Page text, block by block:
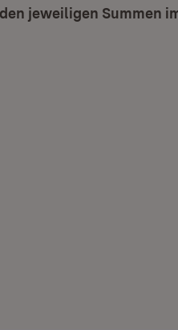
jeweiligen Summen